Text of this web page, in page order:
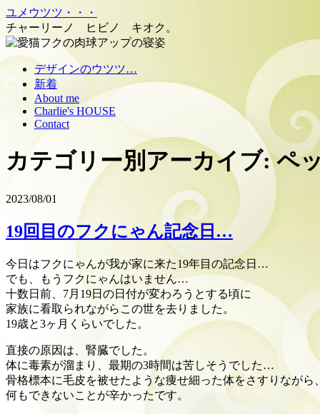
ユメウツツ・・・
チャーリーノ ヒビノ キオク。
移
動
デザインのウツツ…
新着
About me
Charlie's HOUSE
Contact
カテゴリー別アーカイブ:ペ
2023/08/01
19回目のフクにゃん記念日…
今日はフクにゃんが我が家に来た19年目の記念日…
でも、もうフクにゃんはいません…
十数日前、7月19日の日付が変わろうとする頃に
家族に看取られながらこの世を去りました。
19歳と3ヶ月くらいでした。
直接の原因は、腎臓でした。
体に毒素が溜まり、最期の3時間は苦しそうでした…
骨格標本に毛皮を被せたような痩せ細った体をさすりながら
何もできないことが辛かったです。